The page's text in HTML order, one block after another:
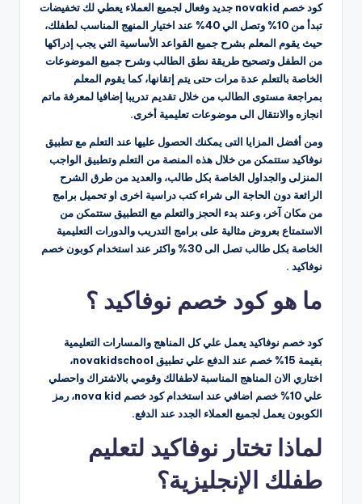
كود خصم novakid جديد وفعال لجميع العملاء يعطي لك تخفيضات
تبدأ من 10% وتصل الي 40% عند اختيار المنهج المناسب لطفلك،
حيث يقوم المعلم بشرح جميع القواعد الأساسية التي يجب إدراكها
من الطفل وتصحيح طريقة نطق الطالب وشرح جميع الموضوعات
الخاصة بالتعلم عدة مرات حتى يتم إتقانها، كما يقوم المعلم
بمراجعة مستوى الطالب من خلال تقديم تدريبا إضافيا لمعرفة ماتم
انجازه والانتقال الى موضوعات تعليمية أخرى.
ومن أفضل المزايا التى يمكنك الحصول عليها عند التعلم مع تطبيق
نوفاكيد ستتمكن من خلال هذه المنصة من التعلم وتطبيق الواجب
المنزلى والجداول الخاصة بكل طالب، والعديد من طرق الشرح
الرائعة دون الحاجة الى شراء كتب دراسية اخرى او تحميل برامج
من مكان آخر، وعند بدء الحجز والتعلم مع التطبيق ستتمكن من
الاستمتاع بعروض مثالية على برامج التدريب والدورات التعليمية
الخاصة بكل طالب تصل الى 30% واكثر عند استخدام كوبون خصم
نوفاكيد .
ما هو كود خصم نوفاكيد ؟
كود خصم نوفاكيد يعمل علي كل المناهج والمسارات التعليمية
بقيمة 15% خصم عند الدفع علي تطبيق novakidschool،
اختاري الان المناهج المناسبة لاطفالك وقومي بالاشتراك واحصلي
علي 10% خصم اضافي عند استخدام كود خصم nova kid، رمز
الكوبون يعمل لجميع العملاء الجدد عند الدفع.
لماذا تختار نوفاكيد لتعليم
طفلك الإنجليزية؟